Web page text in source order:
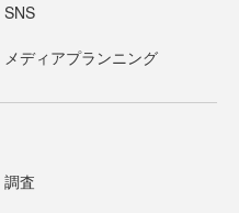
SNS
メディアプランニング
調査